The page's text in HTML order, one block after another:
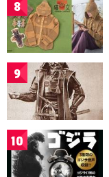
8
9
10